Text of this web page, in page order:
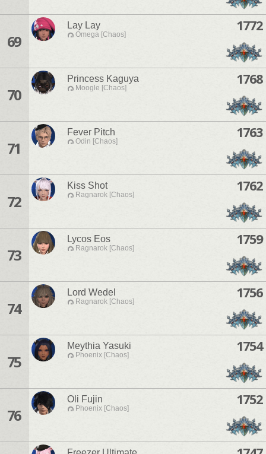
69
Lay Lay
Omega [Chaos]
1772
70
Princess Kaguya
Moogle [Chaos]
1768
71
Fever Pitch
Odin [Chaos]
1763
72
Kiss Shot
Ragnarok [Chaos]
1762
73
Lycos Eos
Ragnarok [Chaos]
1759
74
Lord Wedel
Ragnarok [Chaos]
1756
75
Meythia Yasuki
Phoenix [Chaos]
1754
76
Oli Fujin
Phoenix [Chaos]
1752